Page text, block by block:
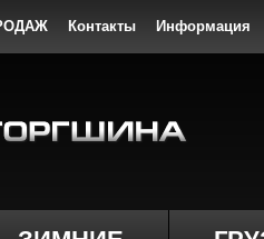
Контакты Информация